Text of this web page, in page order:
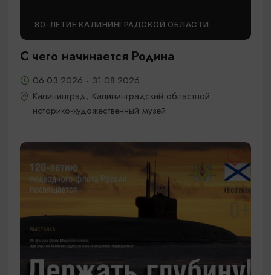
80-ЛЕТИЕ КАЛИНИНГРАДСКОЙ ОБЛАСТИ
С чего начинается Родина
06.03.2026 - 31.08.2026
Калининград, Калининградский областной
историко-художественный музей